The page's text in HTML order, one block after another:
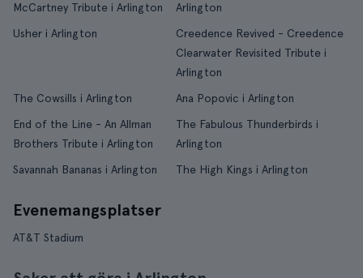
McCartney Tribute i Arlington
Arlington
Usher i Arlington
Creedence Revived - Creedence
Clearwater Revisited Tribute i
Arlington
The Cowsills i Arlington
Ana Popovic i Arlington
End of the Line - An Allman
Brothers Tribute i Arlington
The Fabulous Thunderbirds i
Arlington
Savannah Bananas i Arlington
The High Kings i Arlington
Evenemangsplatser
AT&T Stadium